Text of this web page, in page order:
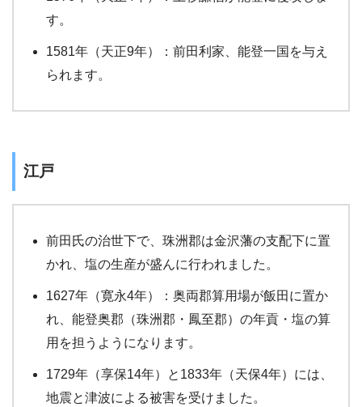
す。
1581年（天正9年）：前田利家、能登一国を与え
られます。
江戸
前田氏の治世下で、珠洲郡は金沢藩の支配下に置
かれ、塩の生産が盛んに行われました。
1627年（寛永4年）：奥両郡算用場が飯田に置か
れ、能登奥郡（珠洲郡・鳳至郡）の年貢・塩の算
用を担うようになります。
1729年（享保14年）と1833年（天保4年）には、
地震と津波による被害を受けました。